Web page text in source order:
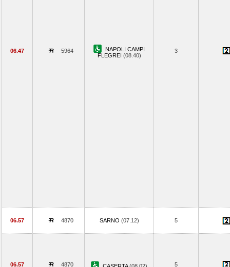
06.47 5964
NAPOLI CAMPI
FLEGREI (08.40)
3
06.57 4870 SARNO (07.12) 5
06.57 4870 5